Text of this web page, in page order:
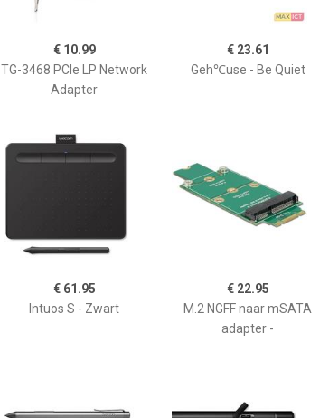
€ 10.99
TG-3468 PCIe LP Network
Adapter
€ 23.61
Geh℃use - Be Quiet
€ 61.95
Intuos S - Zwart
€ 22.95
M.2 NGFF naar mSATA
adapter -